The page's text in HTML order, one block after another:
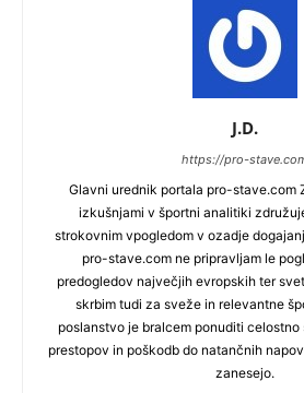
J.D.
https://pro-
Glavni urednik portala pro-stave.com
izkušnjami v športni analitiki
strokovnim vpogledom v ozadje
pro-stave.com ne pripravljam le
predogledov največjih evropskih ter
skrbim tudi za sveže in relevantne
poslanstvo je bralcem ponuditi celostno
prestopov in poškodb do natančnih
zanesejo.